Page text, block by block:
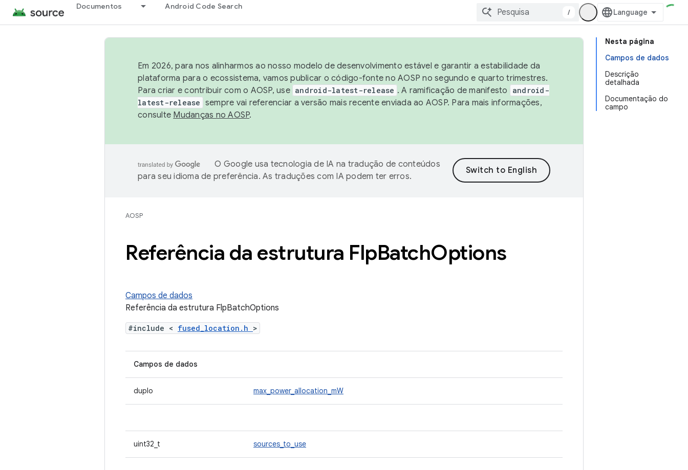
Documentos Android Code Search
/
Nesta página
Campos de dados
Descrição
detalhada
Documentação do
campo
Em 2026, para nos alinharmos ao nosso modelo de desenvolvimento estável e garantir a estabilidade da
plataforma para o ecossistema, vamos publicar o código-fonte no AOSP no segundo e quarto trimestres.
Para criar e contribuir com o AOSP, use android-latest-release . A ramificação de manifesto
android-
latest-release sempre vai referenciar a versão mais recente enviada ao AOSP. Para mais informações,
consulte Mudanças no AOSP.
O Google usa tecnologia de IA na tradução de conteúdos
para seu idioma de preferência. As traduções com IA podem ter erros.
AOSP
Referência da estrutura FlpBatchOptions
Campos de dados
Referência da estrutura FlpBatchOptions
#include < fused_location.h >
Campos de dados
duplo max_power_allocation_mW
uint32_t sources_to_use